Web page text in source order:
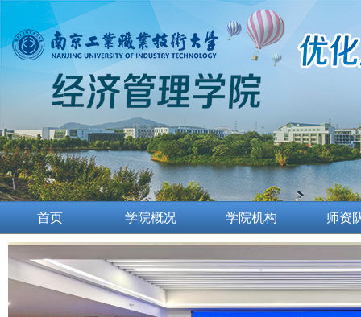
首页 学院概况 学院机构 师资